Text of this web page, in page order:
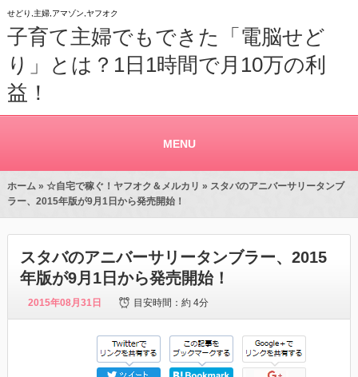
せどり,主婦,アマゾン,ヤフオク
子育て主婦でもできた「電脳せど
り」とは？1日1時間で月10万の利
益！
MENU
ホーム» ☆自宅で稼ぐ！ヤフオク＆メルカリ » スタバのアニバーサリータンブ
ラー、2015年版が9月1日から発売開始！
スタバのアニバーサリータンブラー、2015
年版が9月1日から発売開始！
2015年08月31日 目安時間：約 4分